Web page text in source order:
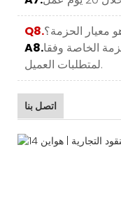
Q8.معيار الحزمة؟
A8.الخاصة وفقا
لمتطلبات العميل.
اتصل بنا